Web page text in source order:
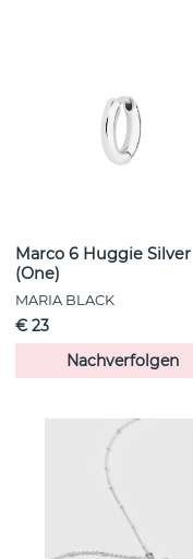
Marco 6 Huggie Silver
(One)
MARIA BLACK
€ 23
Nachverfolgen